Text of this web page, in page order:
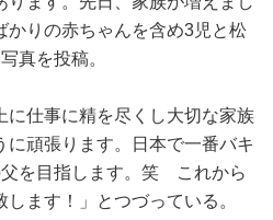
かりの赤ちゃんを含め3児と松
真を投稿。
仕事に精を尽くし大切な家族
に頑張ります。日本で一番バキ
を目指します。笑 これから
ます！」とつづっている。